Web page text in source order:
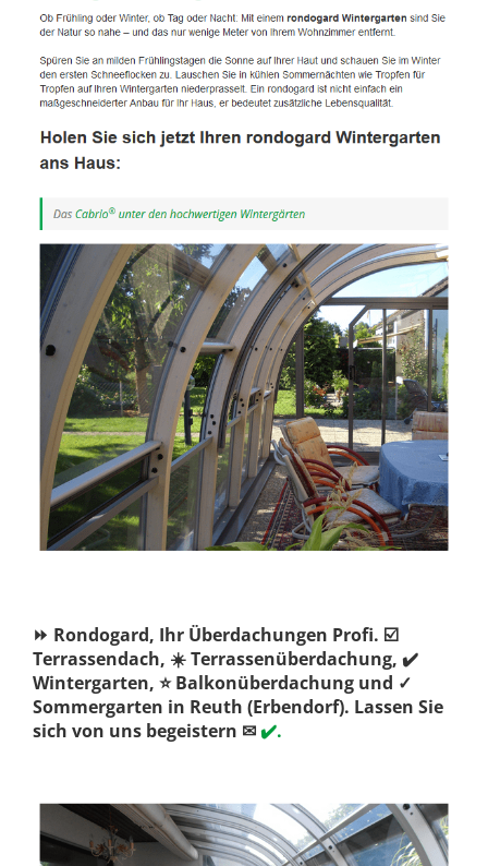
⏩ Rondogard, Ihr Überdachungen Profi. ☑️
Terrassendach, ☀️ Terrassenüberdachung, ✔️
Wintergarten, ⭐ Balkonüberdachung und ✓
Sommergarten in Reuth (Erbendorf). Lassen Sie
sich von uns begeistern ✉✔️.